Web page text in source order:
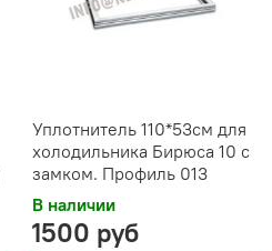
Уплотнитель 110*53см для
холодильника Бирюса 10 с
замком. Профиль 013
В наличии
1500 руб